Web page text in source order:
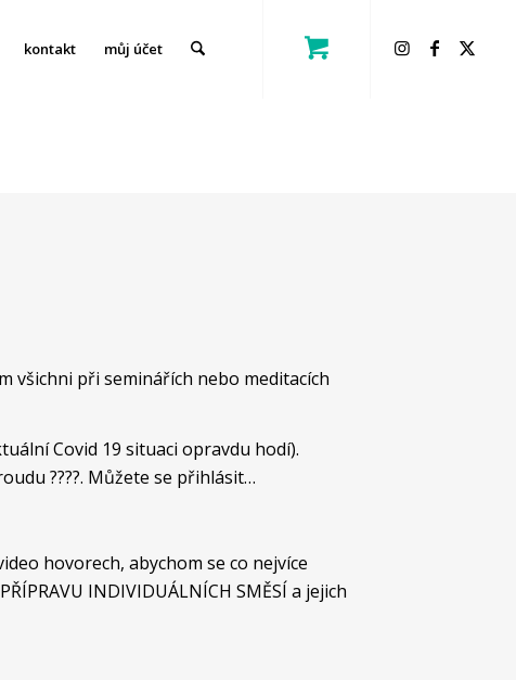
kontakt můj účet
všichni při seminářích nebo meditacích
Covid 19 situaci opravdu hodí).
????. Můžete se přihlásit…
hovorech, abychom se co nejvíce
INDIVIDUÁLNÍCH SMĚSÍ a jejich